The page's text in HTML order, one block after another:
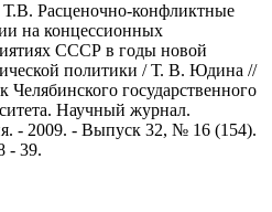
Расценочно-конфликтные
на концессионных
СССР в годы новой
политики / Т. В. Юдина //
Челябинского государственного
Научный журнал.
- 2009. - Выпуск 32, № 16 (154).
- 39.